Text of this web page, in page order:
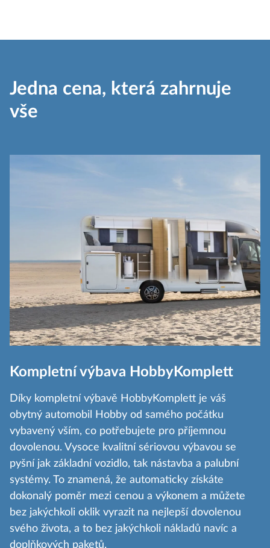
Jedna cena, která zahrnuje
vše
Kompletní výbava HobbyKomplett
Díky kompletní výbavě HobbyKomplett je váš
obytný automobil Hobby od samého počátku
vybavený vším, co potřebujete pro příjemnou
dovolenou. Vysoce kvalitní sériovou výbavou se
pyšní jak základní vozidlo, tak nástavba a palubní
systémy. To znamená, že automaticky získáte
dokonalý poměr mezi cenou a výkonem a můžete
bez jakýchkoli oklik vyrazit na nejlepší dovolenou
svého života, a to bez jakýchkoli nákladů navíc a
doplňkových paketů.